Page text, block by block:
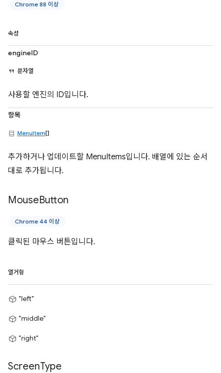
Chrome 88 이상
속성
engineID
문자열
사용할 엔진의 ID입니다.
항목
MenuItem[]
추가하거나 업데이트할 MenuItems입니다. 배열에 있는 순서
대로 추가됩니다.
MouseButton
Chrome 44 이상
클릭된 마우스 버튼입니다.
열거형
"left"
"middle"
"right"
ScreenType